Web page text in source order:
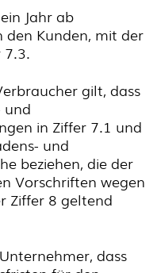
Jahr ab
den Kunden, mit der
7.3.
gilt, dass
und
in Ziffer 7.1 und
und
beziehen, die der
Vorschriften wegen
Ziffer 8 geltend
dass